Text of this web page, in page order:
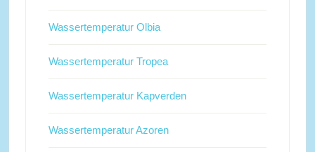
Wassertemperatur Olbia
Wassertemperatur Tropea
Wassertemperatur Kapverden
Wassertemperatur Azoren